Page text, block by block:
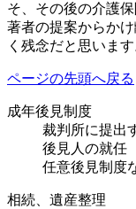
そ、その後の介護
著者の提案からか
く残念だと思います
ページの先頭へ戻る
成年後見制度
裁判所に提出
後見人の就任
任意後見制度
相続、遺産整理